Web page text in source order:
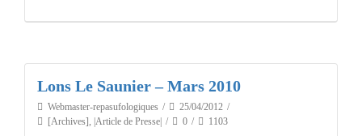
Lons Le Saunier – Mars 2010
Webmaster-repasufologiques
25/04/2012
[Archives], |Article de Presse| 0 1103